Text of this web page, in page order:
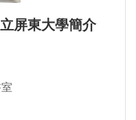
屏東大學簡介